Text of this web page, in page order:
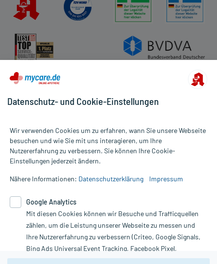
Alle Preise gelten inkl. MwSt., ggf. zzgl. Versandkosten
Informationen auf dieser Website werden ausschließlich für
die Untersuchung und Behandlung durch einen Arzt. Bitte
Therapien eingeleitet werden können. | Diese Webseite benutzt
Google Analytics. Lesen Sie bitte dazu die wichtigen Hinweise in
unserer Datenschutzerklärung. Für den Widerruf einer Bestellung
nutzen Sie das Formular:
Vertrag widerrufen
Datenschutz- und Cookie-Einstellungen
Wir verwenden Cookies um zu erfahren, wann Sie unsere Webseite
besuchen und wie Sie mit uns interagieren, um Ihre
Nutzererfahrung zu verbessern. Sie können Ihre Cookie-
Einstellungen jederzeit ändern.
Nähere Informationen: Datenschutzerklärung Impressum
Google Analytics
Mit diesen Cookies können wir Besuche und Trafficquellen
zählen, um die Leistung unserer Webseite zu messen und
Ihre Nutzererfahrung zu verbessern (Criteo, Google Signals,
Bing Ads Universal Event Tracking, Facebook Pixel,
Youtube-Social Plugin).